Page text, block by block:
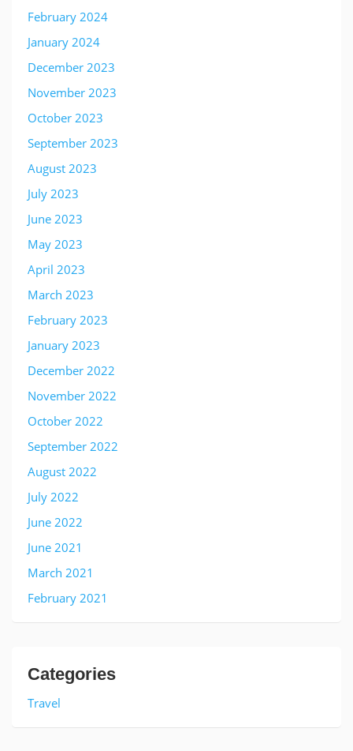
February 2024
January 2024
December 2023
November 2023
October 2023
September 2023
August 2023
July 2023
June 2023
May 2023
April 2023
March 2023
February 2023
January 2023
December 2022
November 2022
October 2022
September 2022
August 2022
July 2022
June 2022
June 2021
March 2021
February 2021
Categories
Travel